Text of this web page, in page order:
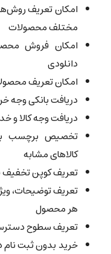
امکان تعریف
مختلف محصولات
امکان فروش
دانلودی
امکان تعریف
دریافت بانکی وجه
دریافت وجه کالا
تخصیص برچسب
کالاهای مشابه
تعریف کوپن تخفیف
تعریف توضیحات،
هر محصول
تعریف سطوح
خرید بدون ثبت نام